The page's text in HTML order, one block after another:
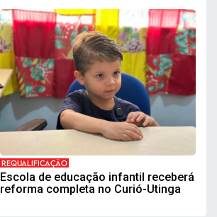
REQUALIFICAÇÃO
Escola de educação infantil receberá
reforma completa no Curió-Utinga